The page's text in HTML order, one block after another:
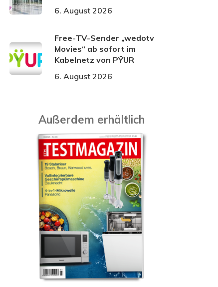
6. August 2026
Free-TV-Sender „wedotv
Movies“ ab sofort im
Kabelnetz von PŸUR
6. August 2026
Außerdem erhältlich